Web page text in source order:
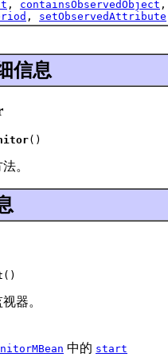
, containsObservedObject ,
, setObservedAttribute
信息
()
。
()
器。
中的 start